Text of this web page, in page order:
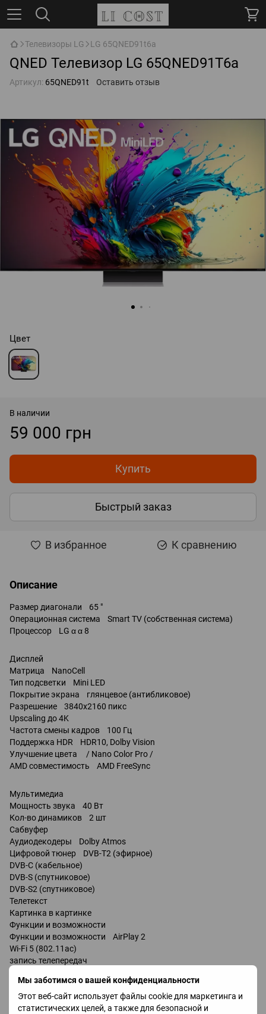
Мы заботимся о вашей конфиденциальности
Этот веб-сайт использует файлы cookie для маркетинга и
статистических целей, а также для безопасной и
Телевизоры LG LG 65QNED91t6a
QNED Телевизор LG 65QNED91T6a
Артикул: 65QNED91t Оставить отзыв
Цвет
В наличии
59 000 грн
Купить
Быстрый заказ
В избранное К сравнению
Описание
Размер диагонали 65 "
Операционная система Smart TV (собственная система)
Процессор LG α α 8
Дисплей
Матрица NanoCell
Тип подсветки Mini LED
Покрытие экрана глянцевое (антибликовое)
Разрешение 3840x2160 пикс
Upscaling до 4K
Частота смены кадров 100 Гц
Поддержка HDR HDR10, Dolby Vision
Улучшение цвета / Nano Color Pro /
AMD совместимость AMD FreeSync
Мультимедиа
Мощность звука 40 Вт
Кол-во динамиков 2 шт
Сабвуфер
Аудиодекодеры Dolby Atmos
Цифровой тюнер DVB-T2 (эфирное)
DVB-C (кабельное)
DVB-S (спутниковое)
DVB-S2 (спутниковое)
Телетекст
Картинка в картинке
Функции и возможности
Функции и возможности AirPlay 2
Wi-Fi 5 (802.11ac)
запись телепередач
Bluetooth v 5.0
поддержка DLNA
управление голосом